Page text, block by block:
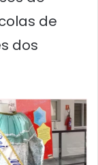
de
dos